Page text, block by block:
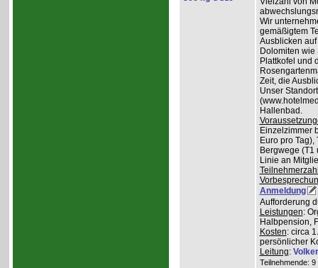
Wir
gemäßigtem
Ausblicken
Dolomiten wie
Plattkofel und
Zeit, die
Unser
Hallenbad.
Einzelzimmer
Euro pro
Bergwege (T1
Linie an
Anmeldung
Aufforderung
Leistungen:
Halbpension,
Kosten: circa
persönlicher
Leitung:
Teilnehmende: